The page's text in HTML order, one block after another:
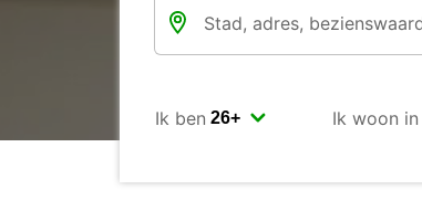
Ik ben Ik woon in